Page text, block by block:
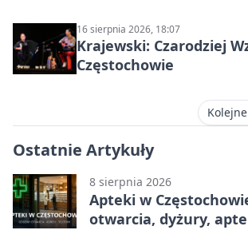
16 sierpnia 2026, 18:07
Krajewski: Czarodziej
Częstochowie
Ostatnie Artykuły
8 sierpnia 2026
Apteki w
otwarcia, dyżury,